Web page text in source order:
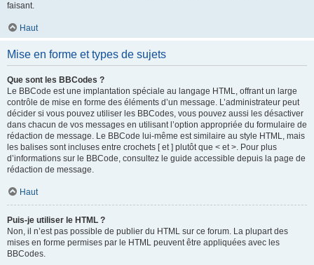
faisant.
Haut
Mise en forme et types de sujets
Que sont les BBCodes ?
Le BBCode est une implantation spéciale au langage HTML, offrant un large
contrôle de mise en forme des éléments d’un message. L’administrateur peut
décider si vous pouvez utiliser les BBCodes, vous pouvez aussi les désactiver
dans chacun de vos messages en utilisant l’option appropriée du formulaire de
rédaction de message. Le BBCode lui-même est similaire au style HTML, mais
les balises sont incluses entre crochets [ et ] plutôt que < et >. Pour plus
d’informations sur le BBCode, consultez le guide accessible depuis la page de
rédaction de message.
Haut
Puis-je utiliser le HTML ?
Non, il n’est pas possible de publier du HTML sur ce forum. La plupart des
mises en forme permises par le HTML peuvent être appliquées avec les
BBCodes.